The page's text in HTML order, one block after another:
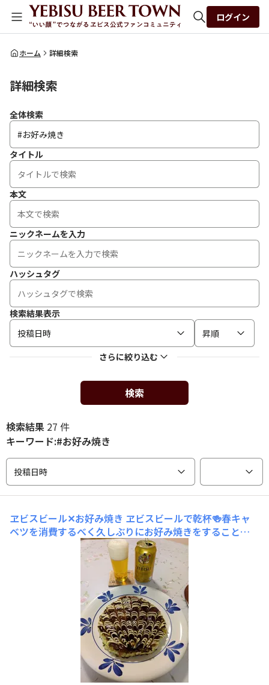
全体検索
ログイン
ホーム 詳細検索
詳細検索
全体検索
タイトル
本文
ニックネームを入力
ハッシュタグ
検索結果表示
投稿日時
昇順
さらに絞り込む
検索
検索結果 27 件
キーワード:#お好み焼き
投稿日時
ヱビスビール✕お好み焼き ヱビスビールで乾杯🍻春キャ
ベツを消費するべく久しぶりにお好み焼きをすること
に。。1回目はシンプルにキャベツと豚肉の豚玉のお好み
焼き2回目は青ねぎでねぎ焼きをそして3回目。残りのキ
ャベツと青ねぎのお好み焼きを🦒一番搾りホワイトビール
と一緒にいただきました美味しかったですご馳走さまでし